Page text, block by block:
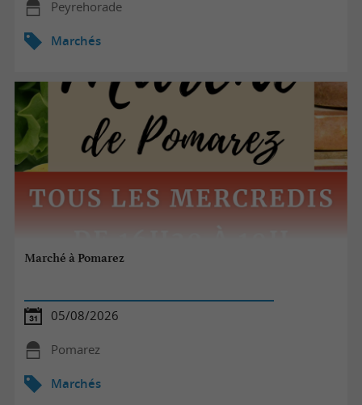
Peyrehorade
Marchés
Marché à Pomarez
05/08/2026
Pomarez
Marchés